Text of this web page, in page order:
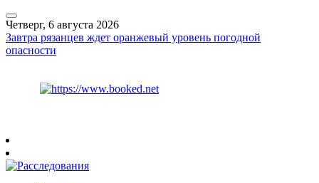
Четверг, 6 августа 2026
Завтра рязанцев ждет оранжевый уровень погодной
опасности